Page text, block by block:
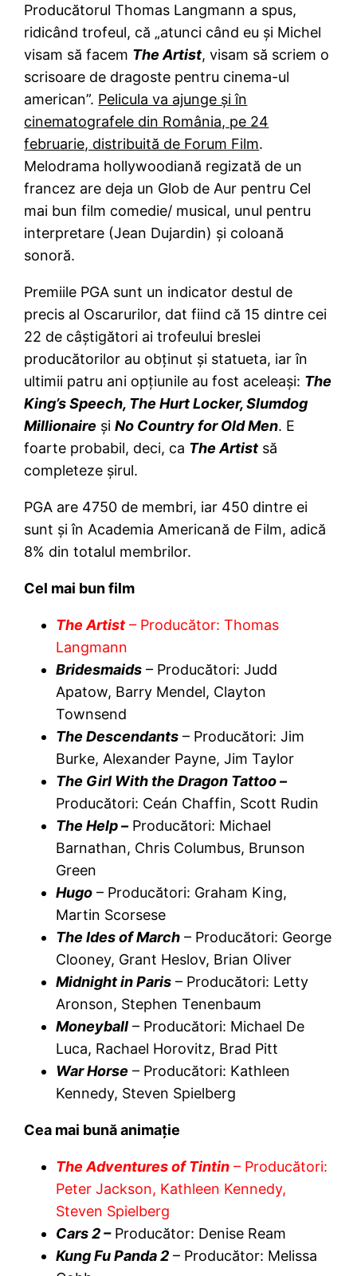
Producătorul Thomas Langmann a spus,
ridicând trofeul, că „atunci când eu şi Michel
visam să facem The Artist, visam să scriem o
scrisoare de dragoste pentru cinema-ul
american”. Pelicula va ajunge şi în
cinematografele din România, pe 24
februarie, distribuită de Forum Film.
Melodrama hollywoodiană regizată de un
francez are deja un Glob de Aur pentru Cel
mai bun film comedie/ musical, unul pentru
interpretare (Jean Dujardin) şi coloană
sonoră.
Premiile PGA sunt un indicator destul de
precis al Oscarurilor, dat fiind că 15 dintre cei
22 de câştigători ai trofeului breslei
producătorilor au obţinut şi statueta, iar în
ultimii patru ani opţiunile au fost aceleaşi: The
King’s Speech, The Hurt Locker, Slumdog
Millionaire şiNo Country for Old Men. E
foarte probabil, deci, ca The Artist să
completeze şirul.
PGA are 4750 de membri, iar 450 dintre ei
sunt şi în Academia Americană de Film, adică
8% din totalul membrilor.
Cel mai bun film
The Artist – Producător: Thomas
Langmann
Bridesmaids – Producători: Judd
Apatow, Barry Mendel, Clayton
Townsend
The Descendants – Producători: Jim
Burke, Alexander Payne, Jim Taylor
The Girl With the Dragon Tattoo –
Producători: Ceán Chaffin, Scott Rudin
The Help –Producători: Michael
Barnathan, Chris Columbus, Brunson
Green
Hugo – Producători: Graham King,
Martin Scorsese
The Ides of March – Producători: George
Clooney, Grant Heslov, Brian Oliver
Midnight in Paris – Producători: Letty
Aronson, Stephen Tenenbaum
Moneyball – Producători: Michael De
Luca, Rachael Horovitz, Brad Pitt
War Horse – Producători: Kathleen
Kennedy, Steven Spielberg
Cea mai bună animaţie
The Adventures of Tintin – Producători:
Peter Jackson, Kathleen Kennedy,
Steven Spielberg
Cars 2 –Producător: Denise Ream
Kung Fu Panda 2 – Producător: Melissa